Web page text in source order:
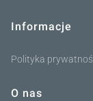
Informacje
Polityka
O nas